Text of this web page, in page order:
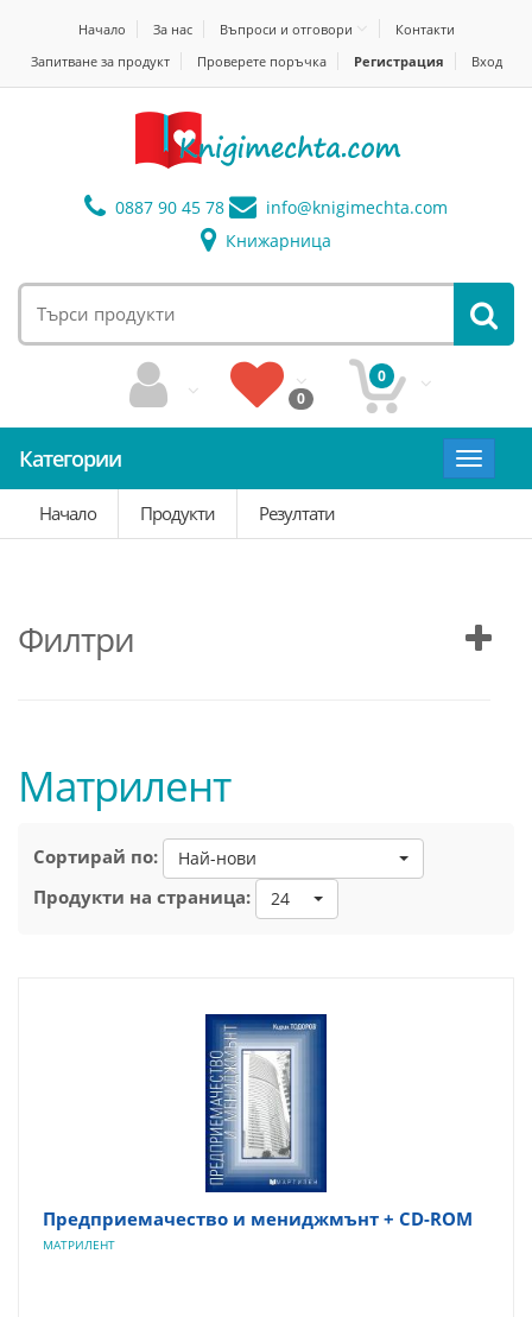
Начало За нас Въпроси и отговори
Контакти
Запитване за продукт
Проверете поръчка Регистрация Вход
0887 90 45 78 info@knigimechta.com
Книжарница
0
0
Категории
Toggle
Начало
Продукти Резултати
Филтри
Матрилент
Сортирай по: Най-нови
Продукти на страница: 24
Предприемачество и мениджмънт + CD-ROM
МАТРИЛЕНТ